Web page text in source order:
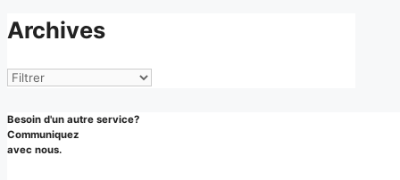
Archives
Archives
Besoin d'un autre service?
Communiquez
avec nous.